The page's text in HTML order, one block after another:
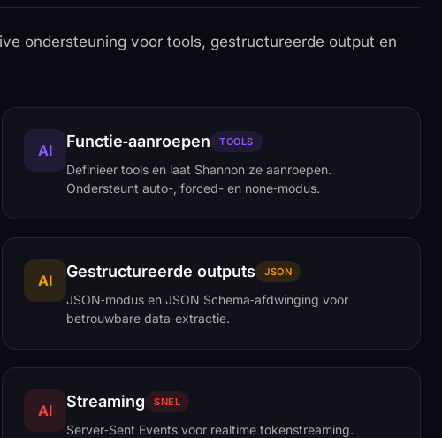
ondersteuning voor tools, gestructureerde output en
AI Functie‑aanroepen TOOLS
Definieer tools en laat Shannon ze aanroepen.
Ondersteunt auto-, forced- en none‑modus.
AI Gestructureerde outputs JSON
JSON‑modus en JSON Schema‑afdwinging voor
betrouwbare data‑extractie.
AI Streaming SNEL
Server‑Sent Events voor realtime tokenstreaming.